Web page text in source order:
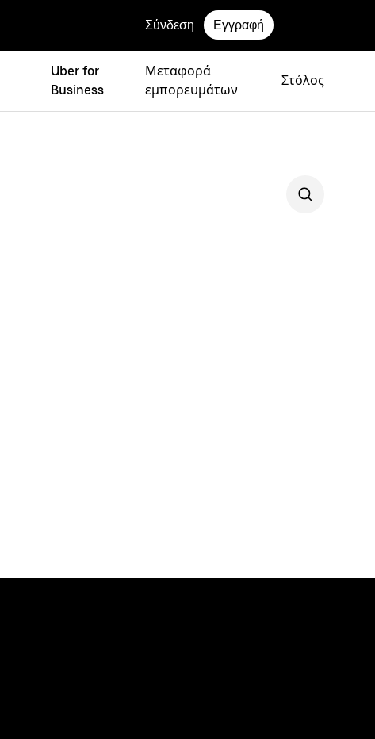
Σύνδεση Εγγραφή
Uber for
Business
Μεταφορά
εμπορευμάτων
Στόλος